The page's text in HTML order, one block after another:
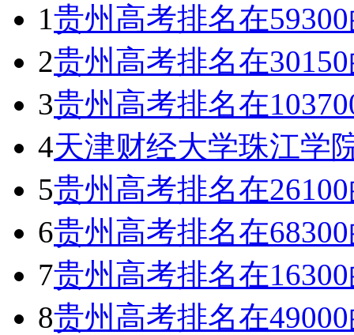
1贵州高考排名在
2贵州高考排名在
3贵州高考排名在
4天津财经大学珠江学
5贵州高考排名在
6贵州高考排名在
7贵州高考排名在
8贵州高考排名在